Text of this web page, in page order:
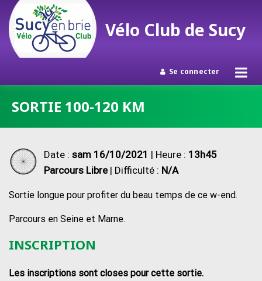
contenu
Vélo Club de Sucy
Se connecter
SORTIE 100-120 KM
Date : sam 16/10/2021 | Heure : 13h45
Parcours Libre| Difficulté : N/A
Sortie longue pour profiter du beau temps de ce w-end.
Parcours en Seine et Marne.
INSCRIPTION
Les inscriptions sont closes pour cette sortie.